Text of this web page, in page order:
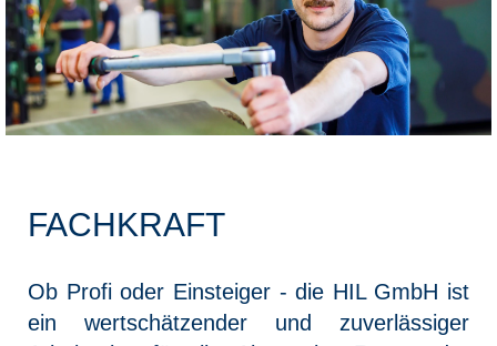
FACHKRAFT
Ob Profi oder Einsteiger - die HIL GmbH ist
ein wertschätzender und zuverlässiger